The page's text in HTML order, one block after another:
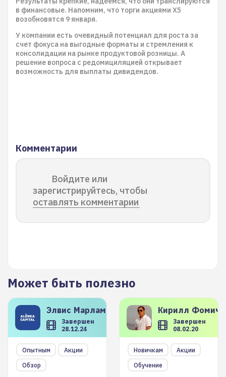
в финансовые. Напомним, что торги акциями X5
возобновятся 9 января.
У компании есть очевидный потенциал для роста за
счет фокуса на выгодные форматы и стремления к
консолидации на рынке продуктовой розницы. А
решение вопроса с редомициляцией открывает
возможность для выплаты дивидендов.
Комментарии
Войдите или
зарегистрируйтесь, чтобы
оставлять комментарии
Может быть полезно
Элвис Марламов
Завершен
28.12.24
Опытным
Акции
Обзор
Кирилл
Завершен
08.02.20
Новичкам
Акции
Обучение